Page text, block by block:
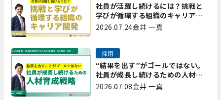
社員が活躍し続けるには？挑戦と
学びが循環する組織のキャリア開
発｜プレシャスパートナーズ矢野
2026.07.24金井 一真
“結果を出す”がゴールではない。
社員が成長し続けるための人材育
成戦略｜プレシャスパートナーズ
採用
2026.07.08金井 一真